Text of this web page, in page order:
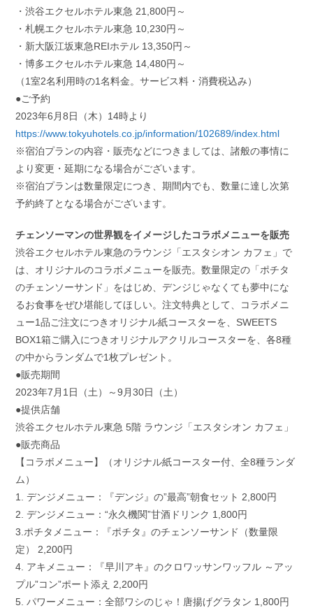
・渋谷エクセルホテル東急 21,800円～
・札幌エクセルホテル東急 10,230円～
・新大阪江坂東急REIホテル 13,350円～
・博多エクセルホテル東急 14,480円～
（1室2名利用時の1名料金。サービス料・消費税込み）
●ご予約
2023年6月8日（木）14時より
https://www.tokyuhotels.co.jp/information/102689/index.html
※宿泊プランの内容・販売などにつきましては、諸般の事情に
より変更・延期になる場合がございます。
※宿泊プランは数量限定につき、期間内でも、数量に達し次第
予約終了となる場合がございます。
チェンソーマンの世界観をイメージしたコラボメニューを販売
渋谷エクセルホテル東急のラウンジ「エスタシオン カフェ」で
は、オリジナルのコラボメニューを販売。数量限定の「ポチタ
のチェンソーサンド」をはじめ、デンジじゃなくても夢中にな
るお食事をぜひ堪能してほしい。注文特典として、コラボメニ
ュー1品ご注文につきオリジナル紙コースターを、SWEETS
BOX1箱ご購入につきオリジナルアクリルコースターを、各8種
の中からランダムで1枚プレゼント。
●販売期間
2023年7月1日（土）～9月30日（土）
●提供店舗
渋谷エクセルホテル東急 5階 ラウンジ「エスタシオン カフェ」
●販売商品
【コラボメニュー】（オリジナル紙コースター付、全8種ランダ
ム）
1. デンジメニュー：『デンジ』の”最高”朝食セット 2,800円
2. デンジメニュー：“永久機関”甘酒ドリンク 1,800円
3.ポチタメニュー：『ポチタ』のチェンソーサンド（数量限
定） 2,200円
4. アキメニュー：『早川アキ』のクロワッサンワッフル ～アッ
プル”コン”ポート添え 2,200円
5. パワーメニュー：全部ワシのじゃ！唐揚げグラタン 1,800円